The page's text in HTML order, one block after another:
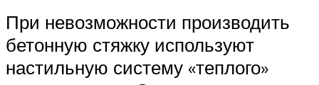
При невозможности производить
бетонную стяжку используют
настильную систему «теплого»